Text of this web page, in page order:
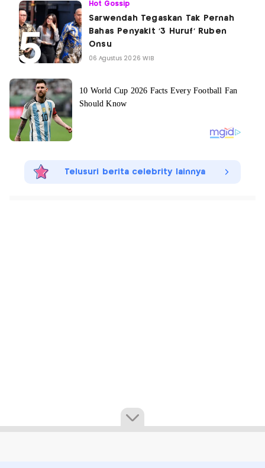
Hot Gossip
Sarwendah Tegaskan Tak Pernah
Bahas Penyakit '3 Huruf' Ruben
Onsu
06 Agustus 2026 WIB
Telusuri berita celebrity lainnya